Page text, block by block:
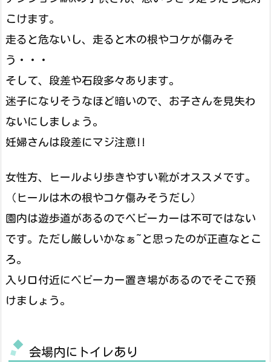
こけます。
走ると危ないし、走ると木の根やコケが傷みそ
う・・・
そして、段差や石段多々あります。
迷子になりそうなほど暗いので、お子さんを見失わ
ないにしましょう。
妊婦さんは段差にマジ注意!!
女性方、ヒールより歩きやすい靴がオススメです。
（ヒールは木の根やコケ傷みそうだし）
園内は遊歩道があるのでベビーカーは不可ではない
です。ただし厳しいかなぁ~と思ったのが正直なとこ
ろ。
入り口付近にベビーカー置き場があるのでそこで預
けましょう。
会場内にトイレあり